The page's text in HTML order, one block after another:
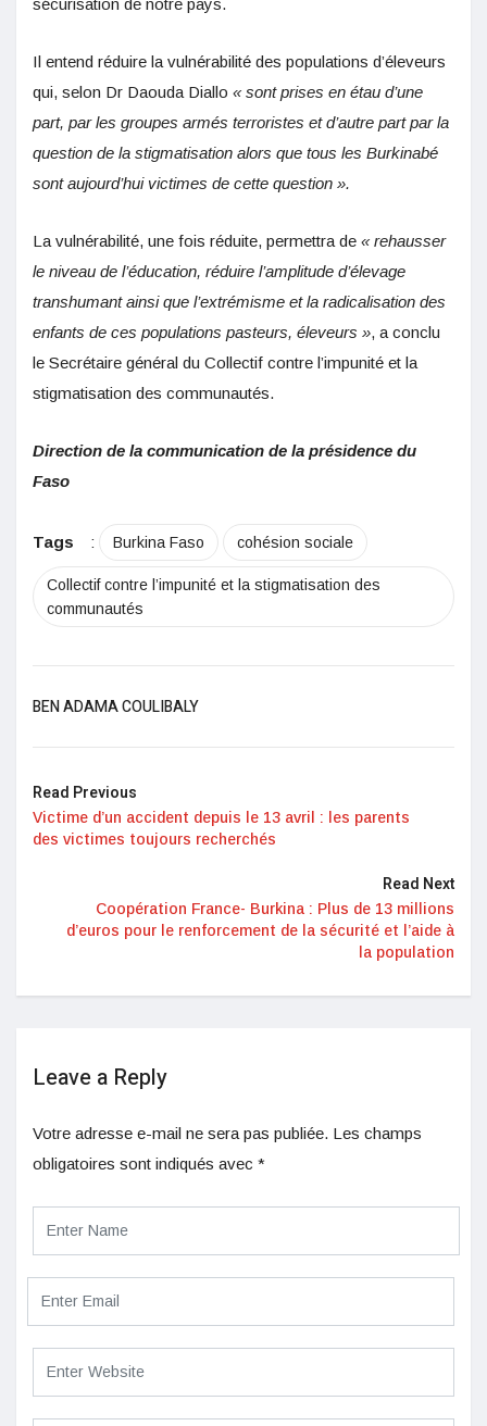
Il entend réduire la vulnérabilité des populations d’éleveurs
qui, selon Dr Daouda Diallo « sont prises en étau d’une
part, par les groupes armés terroristes et d’autre part par la
question de la stigmatisation alors que tous les Burkinabé
sont aujourd’hui victimes de cette question ».
La vulnérabilité, une fois réduite, permettra de « rehausser
le niveau de l’éducation, réduire l’amplitude d’élevage
transhumant ainsi que l’extrémisme et la radicalisation des
enfants de ces populations pasteurs, éleveurs », a conclu
le Secrétaire général du Collectif contre l’impunité et la
stigmatisation des communautés.
Direction de la communication de la présidence du
Faso
Tags : Burkina Faso cohésion sociale
Collectif contre l’impunité et la stigmatisation des
communautés
BEN ADAMA COULIBALY
Read Previous
Victime d’un accident depuis le 13 avril : les parents
des victimes toujours recherchés
Read Next
Coopération France- Burkina : Plus de 13 millions
d’euros pour le renforcement de la sécurité et l’aide à
la population
Leave a Reply
Votre adresse e-mail ne sera pas publiée. Les champs
obligatoires sont indiqués avec *